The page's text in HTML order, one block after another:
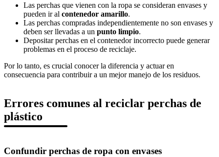
Las perchas que vienen con la ropa se consideran envases y
pueden ir al contenedor amarillo.
Las perchas compradas independientemente no son envases y
deben ser llevadas a un punto limpio.
Depositar perchas en el contenedor incorrecto puede generar
problemas en el proceso de reciclaje.
Por lo tanto, es crucial conocer la diferencia y actuar en
consecuencia para contribuir a un mejor manejo de los residuos.
Errores comunes al reciclar perchas de
plástico
Confundir perchas de ropa con envases